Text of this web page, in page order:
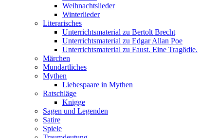
Weihnachtslieder
Winterlieder
Literarisches
Unterrichtsmaterial zu Bertolt Brecht
Unterrichtsmaterial zu Edgar Allan Poe
Unterrichtsmaterial zu Faust. Eine Tragödie.
Märchen
Mundartliches
Mythen
Liebespaare in Mythen
Ratschläge
Knigge
Sagen und Legenden
Satire
Spiele